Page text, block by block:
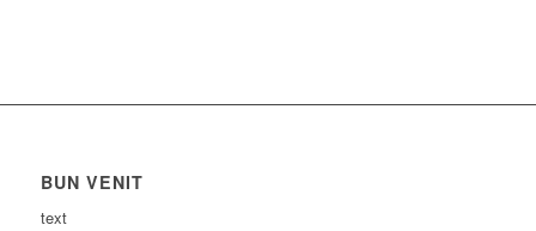
BUN VENIT
text